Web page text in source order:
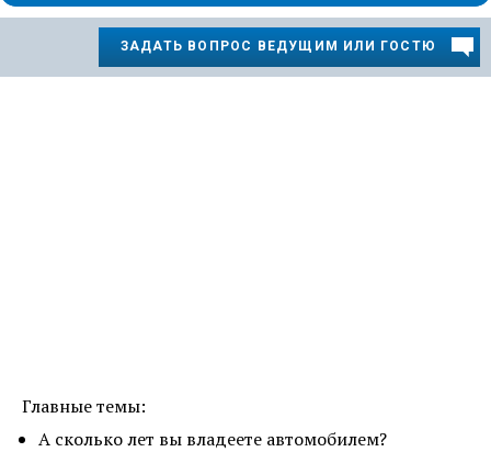
ЗАДАТЬ ВОПРОС ВЕДУЩИМ ИЛИ ГОСТЮ
Главные темы:
А сколько лет вы владеете автомобилем?